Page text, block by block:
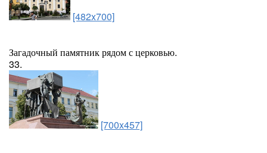
[482x700]
Загадочный памятник рядом с церковью.
33.
[700x457]